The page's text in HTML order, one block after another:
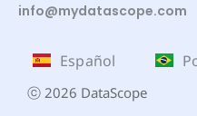
info@mydatascope.com
Español
ⓒ 2026 DataScope